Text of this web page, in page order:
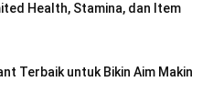
Health, Stamina, dan Item
Terbaik untuk Bikin Aim Makin